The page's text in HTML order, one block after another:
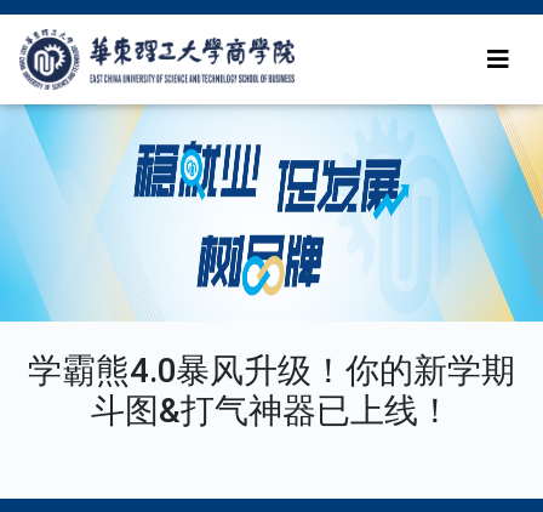
学霸熊4.0暴风升级！你的新学期
斗图&打气神器已上线！